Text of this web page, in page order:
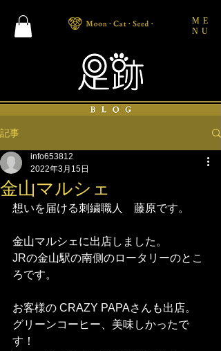
ME
NU
記事
金山マルシェ
info653812
2022年3月15日
想いを届ける刺繍職人　藤原です。
金山マルシェに出店しました。
JRの金山駅の南側のロータリーのとこ
ろです。
お客様の CRAZY PAPAさんも出店。
グリーンコーヒー、美味しかったで
す！